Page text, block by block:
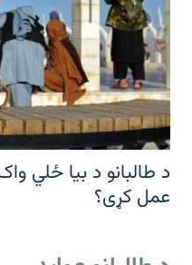
د طالبانو د بیا ځلي
عمل کړی؟